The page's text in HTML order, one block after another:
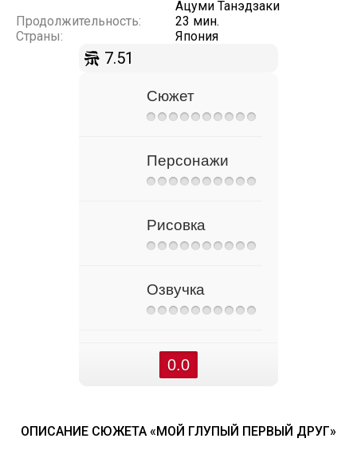
Ацуми Танэдзаки
Продолжительность:
23 мин.
Страны:
Япония
7.51
Сюжет
Персонажи
Рисовка
Озвучка
0.0
ОПИСАНИЕ СЮЖЕТА «МОЙ ГЛУПЫЙ ПЕРВЫЙ ДРУГ»